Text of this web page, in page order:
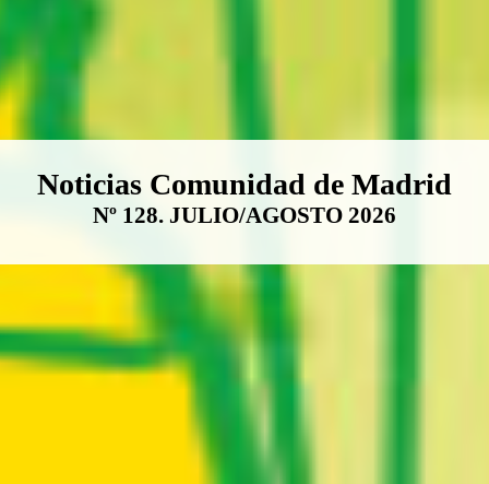
Boletín Noticias Comunidad de
Noticias Comunidad de Madrid
Nº 128. JULIO/AGOSTO 2026